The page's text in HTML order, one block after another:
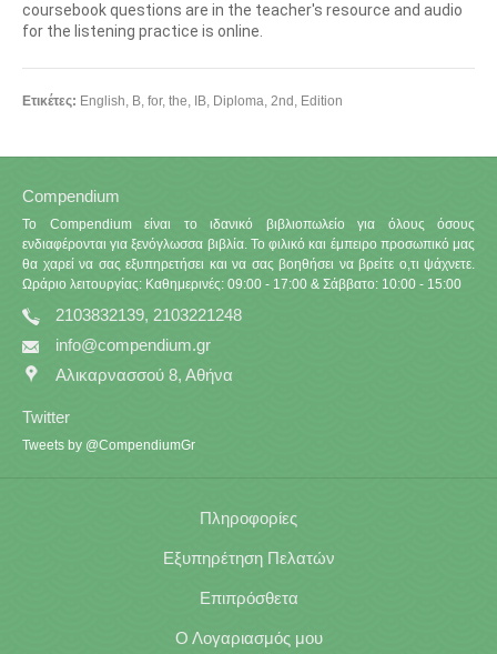
coursebook questions are in the teacher's resource and audio
for the listening practice is online.
Ετικέτες: English, B, for, the, IB, Diploma, 2nd , Edition
Compendium
Το Compendium είναι το ιδανικό βιβλιοπωλείο για όλους όσους
ενδιαφέρονται για ξενόγλωσσα βιβλία. Το φιλικό και έμπειρο προσωπικό μας
θα χαρεί να σας εξυπηρετήσει και να σας βοηθήσει να βρείτε ο,τι ψάχνετε.
Ωράριο λειτουργίας: Καθημερινές: 09:00 - 17:00 & Σάββατο: 10:00 - 15:00
2103832139, 2103221248
info@compendium.gr
Αλικαρνασσού 8, Αθήνα
Twitter
Tweets by @CompendiumGr
Πληροφορίες
Εξυπηρέτηση Πελατών
Επιπρόσθετα
Ο Λογαριασμός μου